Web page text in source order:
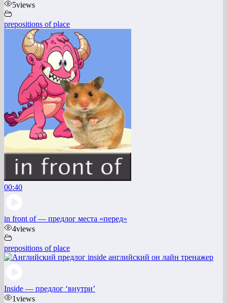
5views
prepositions of place
00:40
in front of — предлог места «перед»
4views
prepositions of place
Inside — предлог ‘внутри’
1views